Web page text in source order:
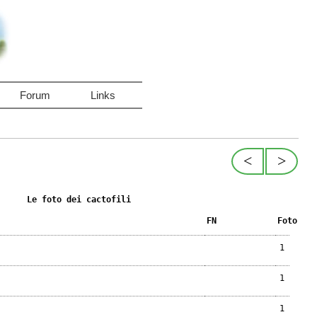
Forum Links
>
<
Le foto dei cactofili
FN Foto
1
1
1